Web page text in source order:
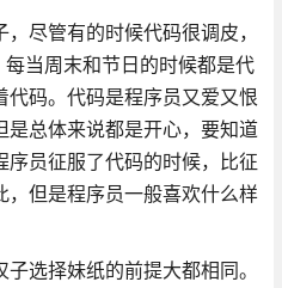
尽管有的时候代码很调皮，
当周末和节日的时候都是代
码。代码是程序员又爱又恨
是总体来说都是开心，要知道
员征服了代码的时候，比征
，但是程序员一般喜欢什么样
选择妹纸的前提大都相同。